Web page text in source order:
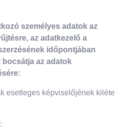
személyes adatok az
az adatkezelő a
időpontjában
az adatok
esetleges képviselőjének kiléte